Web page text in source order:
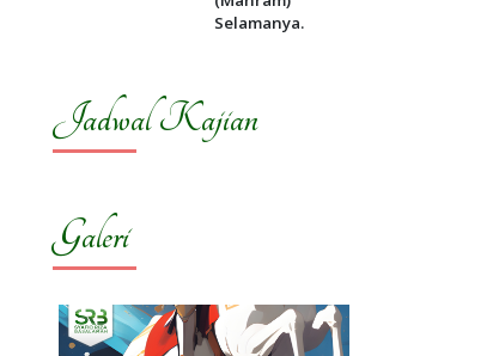
Selamanya.
Jadwal Kajian
Galeri